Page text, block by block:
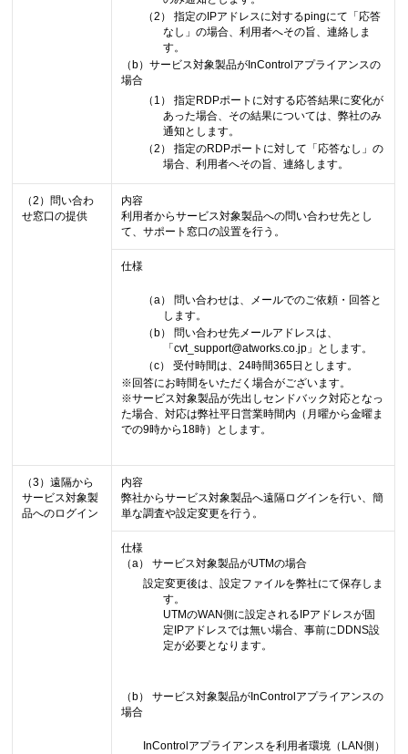
（2） 指定のIPアドレスに対するpingにて「応答
なし」の場合、利用者へその旨、連絡しま
す。
（b）サービス対象製品がInControlアプライアンスの
場合
（1） 指定RDPポートに対する応答結果に変化が
あった場合、その結果については、弊社のみ
通知とします。
（2） 指定のRDPポートに対して「応答なし」の
場合、利用者へその旨、連絡します。
（2）問い合わ
せ窓口の提供
内容
利用者からサービス対象製品への問い合わせ先とし
て、サポート窓口の設置を行う。
仕様
（a） 問い合わせは、メールでのご依頼・回答と
します。
（b） 問い合わせ先メールアドレスは、
「cvt_support@atworks.co.jp」とします。
（c） 受付時間は、24時間365日とします。
※回答にお時間をいただく場合がございます。
※サービス対象製品が先出しセンドバック対応となっ
た場合、対応は弊社平日営業時間内（月曜から金曜ま
での9時から18時）とします。
（3）遠隔から
サービス対象製
品へのログイン
内容
弊社からサービス対象製品へ遠隔ログインを行い、簡
単な調査や設定変更を行う。
仕様
（a） サービス対象製品がUTMの場合
設定変更後は、設定ファイルを弊社にて保存しま
す。
UTMのWAN側に設定されるIPアドレスが固
定IPアドレスでは無い場合、事前にDDNS設
定が必要となります。
（b） サービス対象製品がInControlアプライアンスの
場合
InControlアプライアンスを利用者環境（LAN側）